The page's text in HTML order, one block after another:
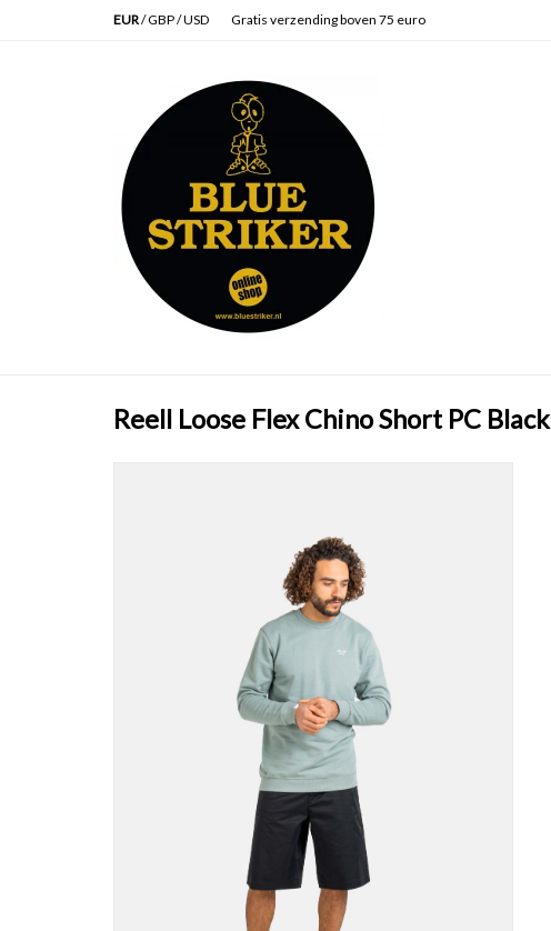
EUR/GBP/USD Gratis verzending boven 75 euro
Reell Loose Flex Chino Short PC Black